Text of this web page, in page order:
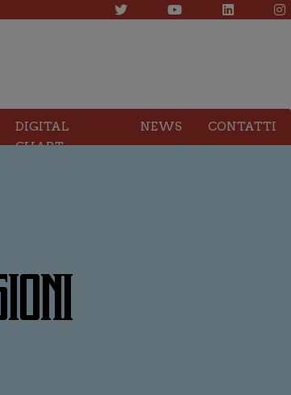
DIGITAL
CHART
NEWS CONTATTI